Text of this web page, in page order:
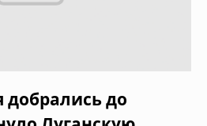
добрались до